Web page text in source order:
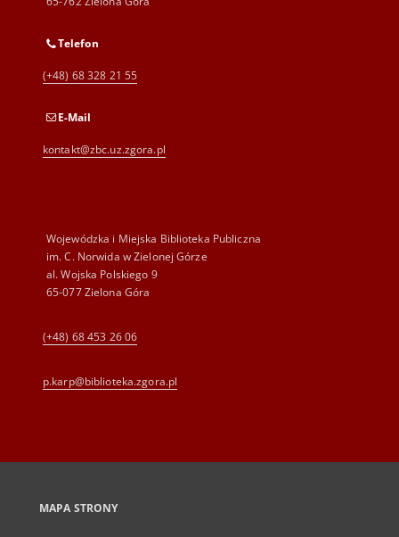
Telefon
(+48) 68 328 21 55
E-Mail
kontakt@zbc.uz.zgora.pl
Wojewódzka i Miejska Biblioteka Publiczna
im. C. Norwida w Zielonej Górze
al. Wojska Polskiego 9
65-077 Zielona Góra
(+48) 68 453 26 06
p.karp@biblioteka.zgora.pl
MAPA STRONY